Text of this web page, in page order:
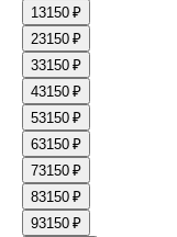
13150 ₽
23150 ₽
33150 ₽
43150 ₽
53150 ₽
63150 ₽
73150 ₽
83150 ₽
93150 ₽